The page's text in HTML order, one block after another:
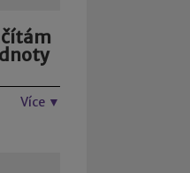
Více ▼